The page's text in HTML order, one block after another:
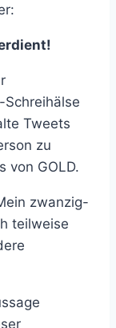
Tweets
zu
von GOLD.
zwanzig-
teilweise